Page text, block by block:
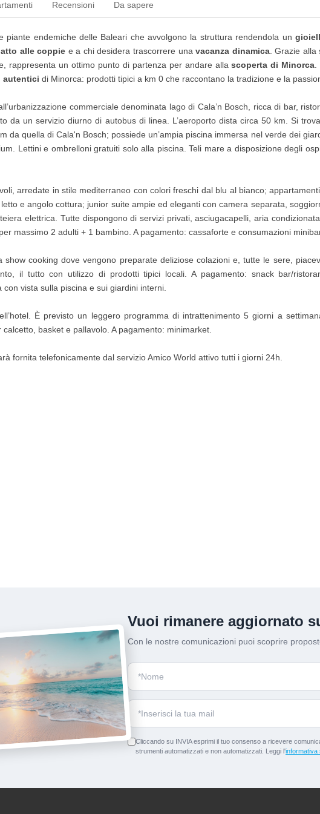
Recensioni Da sapere
piante endemiche delle Baleari che avvolgono la struttura rendendola un
alle coppie e a chi desidera trascorrere unavacanza dinamica. Grazie alla
rappresenta un ottimo punto di partenza per andare alla scoperta di Minorca
autentici di Minorca: prodotti tipici a km 0 che raccontano la tradizione e la
commerciale denominata lago di Cala’n Bosch, ricca di bar,
da un servizio diurno di autobus di linea. L’aeroporto dista circa 50 km. Si
da quella di Cala'n Bosch; possiede un’ampia piscina immersa nel verde dei
Lettini e ombrelloni gratuiti solo alla piscina. Teli mare a disposizione degli
arredate in stile mediterraneo con colori freschi dal blu al bianco;
e angolo cottura; junior suite ampie ed eleganti con camera separata,
elettrica. Tutte dispongono di servizi privati, asciugacapelli, aria
massimo 2 adulti + 1 bambino. A pagamento: cassaforte e consumazioni
cooking dove vengono preparate deliziose colazioni e, tutte le sere,
il tutto con utilizzo di prodotti tipici locali. A pagamento: snack bar/
vista sulla piscina e sui giardini interni.
È previsto un leggero programma di intrattenimento 5 giorni a
basket e pallavolo. A pagamento: minimarket.
fornita telefonicamente dal servizio Amico World attivo tutti i giorni 24h.
Vuoi rimanere aggiornato
Con le nostre comunicazioni puoi scoprire
Cliccando su INVIA esprimi il tuo consenso a ricevere
strumenti automatizzati e non automatizzati. Leggi l'informativa